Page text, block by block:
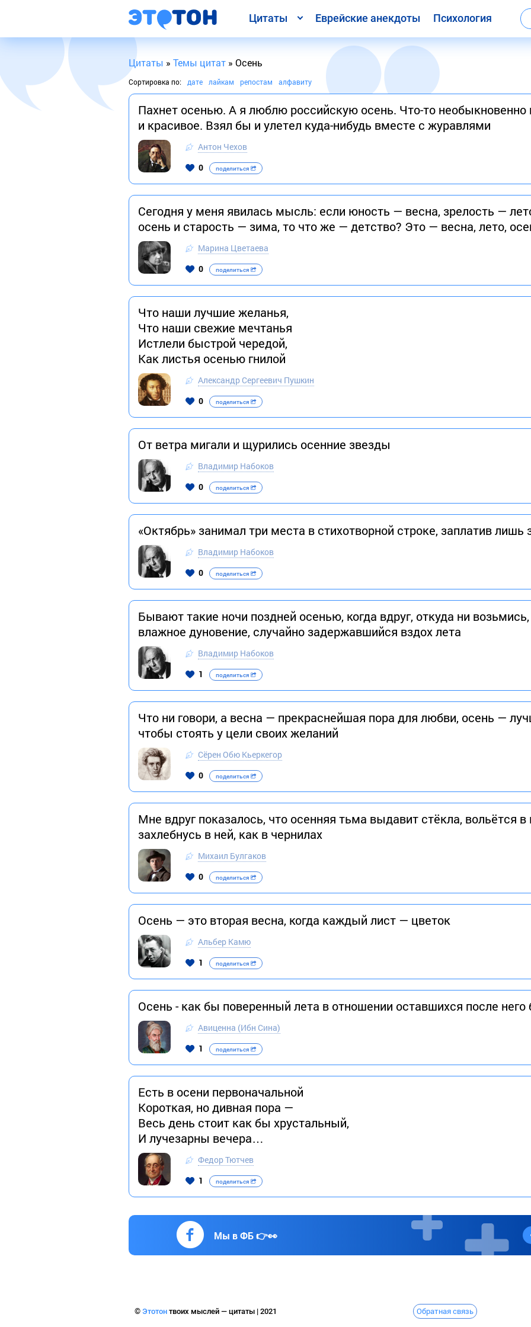
Цитаты Еврейские анекдоты Психология
Цитаты » Темы цитат » Осень
Сортировка по: дате лайкам репостам алфавиту
Пахнет осенью. А я люблю российскую осень. Что-то необыкновенно
и красивое. Взял бы и улетел куда-нибудь вместе с журавлями
Антон Чехов
0
поделиться
Сегодня у меня явилась мысль: если юность — весна, зрелость —
осень и старость — зима, то что же — детство? Это — весна, лето,
Марина Цветаева
0
поделиться
Что наши лучшие желанья,
Что наши свежие мечтанья
Истлели быстрой чередой,
Как листья осенью гнилой
Александр Сергеевич Пушкин
0
поделиться
От вeтра мигали и щурились осенние звeзды
Владимир Набоков
0
поделиться
«Октябрь» занимал три места в стихотворной строке, заплатив лишь
Владимир Набоков
0
поделиться
Бывают такие ночи поздней осенью, когда вдруг, откуда ни
влажное дуновение, случайно задержавшийся вздох лета
Владимир Набоков
1
поделиться
Что ни говори, а весна — прекраснейшая пора для любви, осень —
чтобы стоять у цели своих желаний
Сёрен Обю Кьеркегор
0
поделиться
Мне вдруг показалось, что осенняя тьма выдавит стёкла, вольётся в
захлебнусь в ней, как в чернилах
Михаил Булгаков
0
поделиться
Осень — это вторая весна, когда каждый лист — цветок
Альбер Камю
1
поделиться
Осень - как бы поверенный лета в отношении оставшихся после него
Авиценна (Ибн Сина)
1
поделиться
Есть в осени первоначальной
Короткая, но дивная пора —
Весь день стоит как бы хрустальный,
И лучезарны вечера…
Федор Тютчев
1
поделиться
Мы в ФБ 👉👀
Обратная связь
© Этотон твоих мыслей — цитаты | 2021